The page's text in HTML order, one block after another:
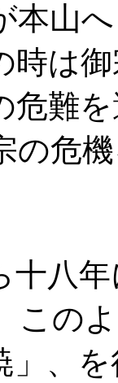
本山
時は
危難
の危
八
この
」、